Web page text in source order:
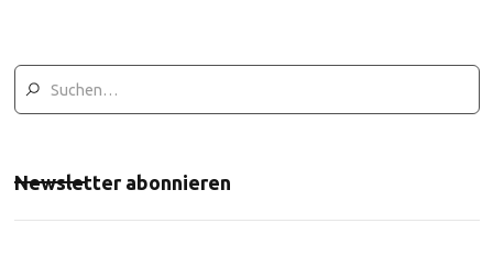
Newsletter abonnieren